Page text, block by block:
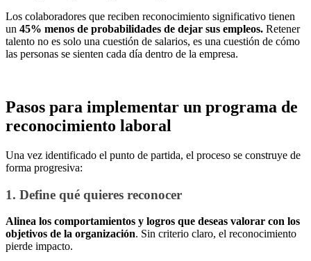
Los colaboradores que reciben reconocimiento significativo tienen
un 45% menos de probabilidades de dejar sus empleos. Retener
talento no es solo una cuestión de salarios, es una cuestión de cómo
las personas se sienten cada día dentro de la empresa.
Pasos para implementar un programa de
reconocimiento laboral
Una vez identificado el punto de partida, el proceso se construye de
forma progresiva:
1. Define qué quieres reconocer
Alinea los comportamientos y logros que deseas valorar con los
objetivos de la organización. Sin criterio claro, el reconocimiento
pierde impacto.